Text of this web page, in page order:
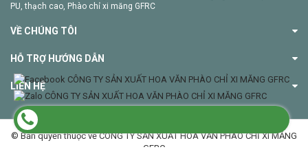
PU, thạch cao, Phào chỉ xi măng GFRC
VỀ CHÚNG TÔI
HỖ TRỢ HƯỚNG DẪN
LIÊN HỆ
© Bản quyền thuộc về CÔNG TY SẢN XUẤT HOA VĂN PHÀO CHỈ XI MĂNG
GFRC